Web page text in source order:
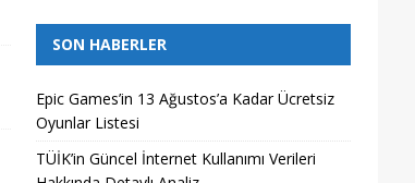
SON HABERLER
Epic Games’in 13 Ağustos’a Kadar Ücretsiz
Oyunlar Listesi
TÜİK’in Güncel İnternet Kullanımı Verileri